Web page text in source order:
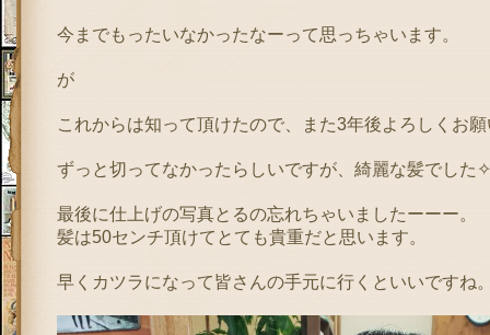
今までもったいなかったなーって思っちゃいます。
が
これからは知って頂けたので、また3年後よろしくお
ずっと切ってなかったらしいですが、綺麗な髪でした✧
最後に仕上げの写真とるの忘れちゃいましたーーー。
髪は50センチ頂けてとても貴重だと思います。
早くカツラになって皆さんの手元に行くといいですね